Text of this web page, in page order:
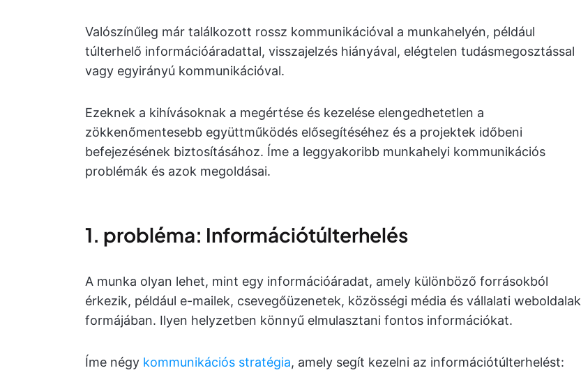
Valószínűleg már találkozott rossz kommunikációval a munkahelyén, például
túlterhelő információáradattal, visszajelzés hiányával, elégtelen tudásmegosztással
vagy egyirányú kommunikációval.
Ezeknek a kihívásoknak a megértése és kezelése elengedhetetlen a
zökkenőmentesebb együttműködés elősegítéséhez és a projektek időbeni
befejezésének biztosításához. Íme a leggyakoribb munkahelyi kommunikációs
problémák és azok megoldásai.
1. probléma: Információtúlterhelés
A munka olyan lehet, mint egy információáradat, amely különböző forrásokból
érkezik, például e-mailek, csevegőüzenetek, közösségi média és vállalati weboldalak
formájában. Ilyen helyzetben könnyű elmulasztani fontos információkat.
Íme négy kommunikációs stratégia, amely segít kezelni az információtúlterhelést: